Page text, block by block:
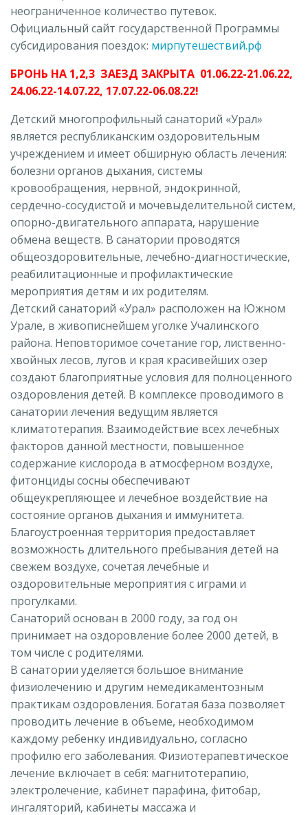
неограниченное количество путевок.
Официальный сайт государственной Программы
субсидирования поездок: мирпутешествий.рф
БРОНЬ НА 1,2,3 ЗАЕЗД ЗАКРЫТА 01.06.22-21.06.22,
24.06.22-14.07.22, 17.07.22-06.08.22!
Детский многопрофильный санаторий «Урал»
является республиканским оздоровительным
учреждением и имеет обширную область лечения:
болезни органов дыхания, системы
кровообращения, нервной, эндокринной,
сердечно-сосудистой и мочевыделительной систем,
опорно-двигательного аппарата, нарушение
обмена веществ. В санатории проводятся
общеоздоровительные, лечебно-диагностические,
реабилитационные и профилактические
мероприятия детям и их родителям.
Детский санаторий «Урал» расположен на Южном
Урале, в живописнейшем уголке Учалинского
района. Неповторимое сочетание гор, лиственно-
хвойных лесов, лугов и края красивейших озер
создают благоприятные условия для полноценного
оздоровления детей. В комплексе проводимого в
санатории лечения ведущим является
климатотерапия. Взаимодействие всех лечебных
факторов данной местности, повышенное
содержание кислорода в атмосферном воздухе,
фитонциды сосны обеспечивают
общеукрепляющее и лечебное воздействие на
состояние органов дыхания и иммунитета.
Благоустроенная территория предоставляет
возможность длительного пребывания детей на
свежем воздухе, сочетая лечебные и
оздоровительные мероприятия с играми и
прогулками.
Санаторий основан в 2000 году, за год он
принимает на оздоровление более 2000 детей, в
том числе с родителями.
В санатории уделяется большое внимание
физиолечению и другим немедикаментозным
практикам оздоровления. Богатая база позволяет
проводить лечение в объеме, необходимом
каждому ребенку индивидуально, согласно
профилю его заболевания. Физиотерапевтическое
лечение включает в себя: магнитотерапию,
электролечение, кабинет парафина, фитобар,
ингаляторий, кабинеты массажа и